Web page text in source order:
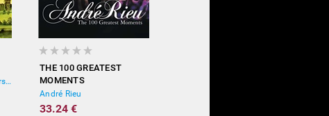
Hradišťan, Jiří Pavlica, Ars Brunensis Chorus, Roman Válek, Brno chamber orchestra
THE 100 GREATEST
MOMENTS
André Rieu
33.24 €